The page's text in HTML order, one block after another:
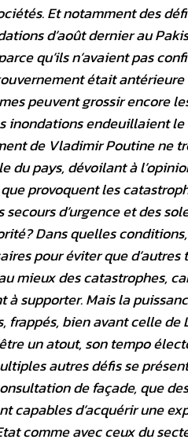
Et notamment des
d’août dernier au
qu’ils n’avaient pas
était
peuvent grossir encore
inondations endeuillaient
de Vladimir Poutine ne
du pays, dévoilant à
provoquent les
secours d’urgence et des
Dans quelles
pour éviter que
mieux des catastrophes,
supporter. Mais la
frappés, bien avant celle
un atout, son tempo
autres défis se
de façade, que
capables d’acquérir une
comme avec ceux du